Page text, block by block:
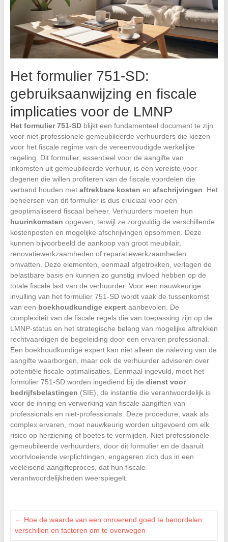
Het formulier 751-SD:
gebruiksaanwijzing en fiscale
implicaties voor de LMNP
Het formulier 751-SDblijkt een fundamenteel document te zijn
voor niet-professionele gemeubileerde verhuurders die kiezen
voor het fiscale regime van de vereenvoudigde werkelijke
regeling. Dit formulier, essentieel voor de aangifte van
inkomsten uit gemeubileerde verhuur, is een vereiste voor
degenen die willen profiteren van de fiscale voordelen die
verband houden met aftrekbare kosten en afschrijvingen. Het
beheersen van dit formulier is dus cruciaal voor een
geoptimaliseerd fiscaal beheer. Verhuurders moeten hun
huurinkomsten opgeven, terwijl ze zorgvuldig de verschillende
kostenposten en mogelijke afschrijvingen opsommen. Deze
kunnen bijvoorbeeld de aankoop van groot meubilair,
renovatiewerkzaamheden of reparatiewerkzaamheden
omvatten. Deze elementen, eenmaal afgetrokken, verlagen de
belastbare basis en kunnen zo gunstig invloed hebben op de
totale fiscale last van de verhuurder. Voor een nauwkeurige
invulling van het formulier 751-SD wordt vaak de tussenkomst
van een boekhoudkundige expertaanbevolen. De
complexiteit van de fiscale regels die van toepassing zijn op de
LMNP-status en het strategische belang van mogelijke aftrekken
rechtvaardigen de begeleiding door een ervaren professional.
Een boekhoudkundige expert kan niet alleen de naleving van de
aangifte waarborgen, maar ook de verhuurder adviseren over
potentiële fiscale optimalisaties. Eenmaal ingevuld, moet het
formulier 751-SD worden ingediend bij de dienst voor
bedrijfsbelastingen (SIE), de instantie die verantwoordelijk is
voor de inning en verwerking van fiscale aangiften van
professionals en niet-professionals. Deze procedure, vaak als
complex ervaren, moet nauwkeurig worden uitgevoerd om elk
risico op herziening of boetes te vermijden. Niet-professionele
gemeubileerde verhuurders, door dit formulier en de daaruit
voortvloeiende verplichtingen, engageren zich dus in een
veeleisend aangifteproces, dat hun fiscale
verantwoordelijkheden weerspiegelt.
← Hoe de waarde van een onroerend goed te beoordelen:
verschillen en factoren om te overwegen